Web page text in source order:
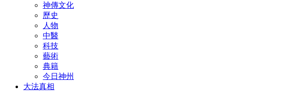
神傳文化
歷史
人物
中醫
科技
藝術
典籍
今日神州
大法真相